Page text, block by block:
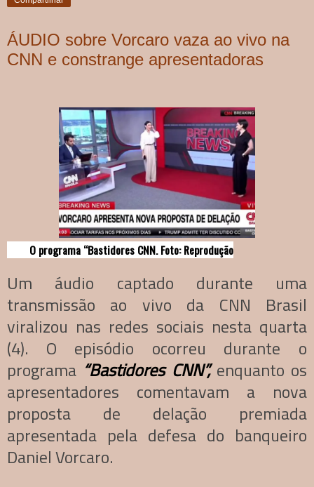
ÁUDIO sobre Vorcaro vaza ao vivo na
CNN e constrange apresentadoras
O programa “Bastidores CNN. Foto: Reprodução
Um áudio captado durante uma
transmissão ao vivo da CNN Brasil
viralizou nas redes sociais nesta quarta
(4). O episódio ocorreu durante o
programa “Bastidores CNN”,enquanto os
apresentadores comentavam a nova
proposta de delação premiada
apresentada pela defesa do banqueiro
Daniel Vorcaro.